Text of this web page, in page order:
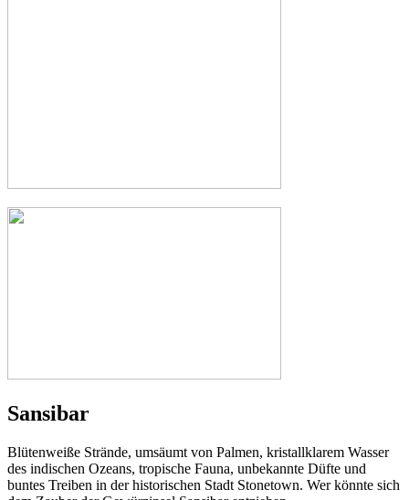
Sansibar
Blütenweiße Strände, umsäumt von Palmen, kristallklarem Wasser
des indischen Ozeans, tropische Fauna, unbekannte Düfte und
buntes Treiben in der historischen Stadt Stonetown. Wer könnte sich